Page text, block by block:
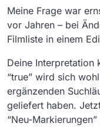
In
Das
Ich
Meine Frage war
vor Jahren – bei
Filmliste in einem
Deine Interpretation
“true” wird sich
ergänzenden
geliefert haben.
“Neu-